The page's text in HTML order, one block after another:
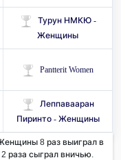
Турун НМКЮ -
Женщины
Pantterit Women
Леппавааран
Пиринто - Женщины
8 раз выиграл в
раза сыграл вничью.